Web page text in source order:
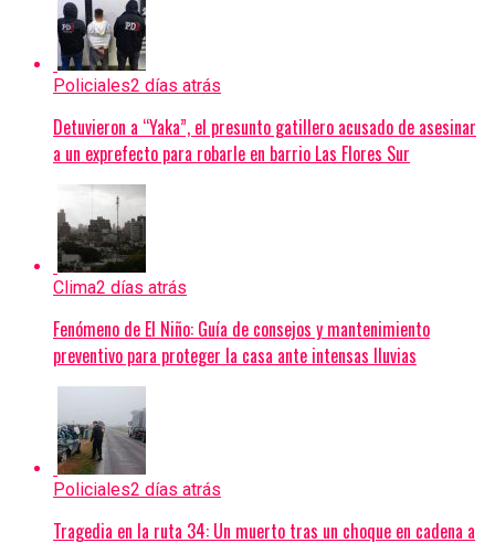
Policiales2 días atrás
Detuvieron a “Yaka”, el presunto gatillero acusado de asesinar
a un exprefecto para robarle en barrio Las Flores Sur
Clima2 días atrás
Fenómeno de El Niño: Guía de consejos y mantenimiento
preventivo para proteger la casa ante intensas lluvias
Policiales2 días atrás
Tragedia en la ruta 34: Un muerto tras un choque en cadena a